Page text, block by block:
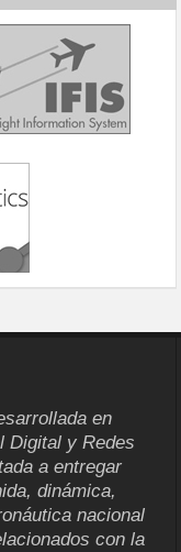
en
Digital y Redes
a entregar
dinámica,
nacional
con la